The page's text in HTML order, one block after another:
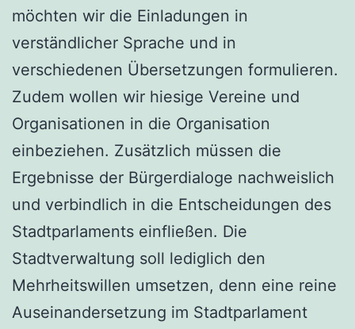
möchten wir die Einladungen in
verständlicher Sprache und in
verschiedenen Übersetzungen formulieren.
Zudem wollen wir hiesige Vereine und
Organisationen in die Organisation
einbeziehen. Zusätzlich müssen die
Ergebnisse der Bürgerdialoge nachweislich
und verbindlich in die Entscheidungen des
Stadtparlaments einfließen. Die
Stadtverwaltung soll lediglich den
Mehrheitswillen umsetzen, denn eine reine
Auseinandersetzung im Stadtparlament